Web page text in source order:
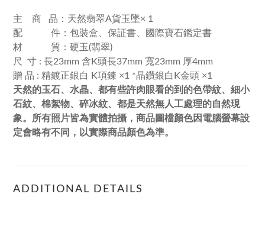
主 商 品：天然翡翠A貨玉墜× 1
配 件：包裝盒、保証書、國際寶石鑑定書
材 質：硬玉(翡翠)
尺 寸 : 長23mm 含K頭長37mm 寬23mm 厚4mm
贈 品 : 精鍍正銀白 K項鍊 ×1 *晶鑽銀白K金頭 ×1
天然的玉石、水晶、都有些許肉眼看的到的色帶紋、細小
石紋、棉絮物、碎冰紋、都是天然無人工處理的自然現
象。所有照片皆為實體拍攝，商品圖檔顏色因電腦螢幕設
定會略有不同，以實際商品顏色為準。
ADDITIONAL DETAILS